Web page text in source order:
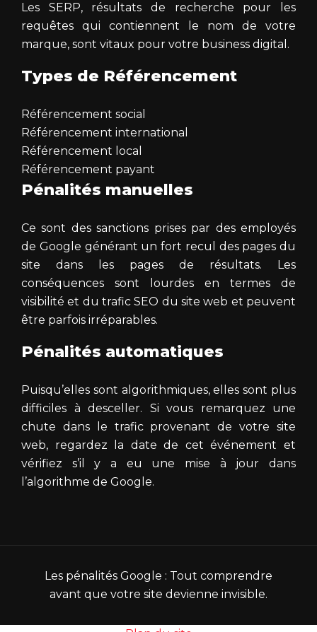
Les SERP, résultats de recherche pour les
requêtes qui contiennent le nom de votre
marque, sont vitaux pour votre business digital.
Types de Référencement
Référencement social
Référencement international
Référencement local
Référencement payant
Pénalités manuelles
Ce sont des sanctions prises par des employés
de Google générant un fort recul des pages du
site dans les pages de résultats. Les
conséquences sont lourdes en termes de
visibilité et du trafic SEO du site web et peuvent
être parfois irréparables.
Pénalités automatiques
Puisqu’elles sont algorithmiques, elles sont plus
difficiles à desceller. Si vous remarquez une
chute dans le trafic provenant de votre site
web, regardez la date de cet événement et
vérifiez s’il y a eu une mise à jour dans
l’algorithme de Google.
Les pénalités Google : Tout comprendre
avant que votre site devienne invisible.